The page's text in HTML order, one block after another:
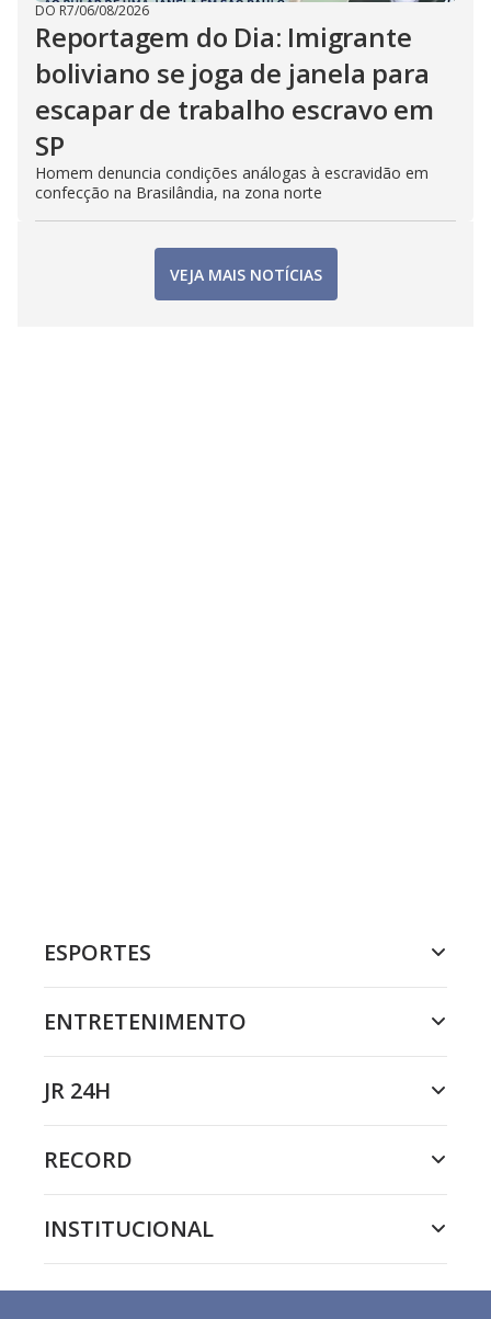
DO R7/06/08/2026
Reportagem do Dia: Imigrante
boliviano se joga de janela para
escapar de trabalho escravo em
SP
Homem denuncia condições análogas à escravidão em
confecção na Brasilândia, na zona norte
VEJA MAIS NOTÍCIAS
ESPORTES
ENTRETENIMENTO
JR 24H
RECORD
INSTITUCIONAL